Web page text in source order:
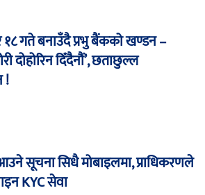
गते बनाउँदै प्रभु बैंकको खण्डन –
दोहोरिन दिँदैनौं’, छताछुल्ल
!
सूचना सिधै मोबाइलमा, प्राधिकरणले
KYC सेवा